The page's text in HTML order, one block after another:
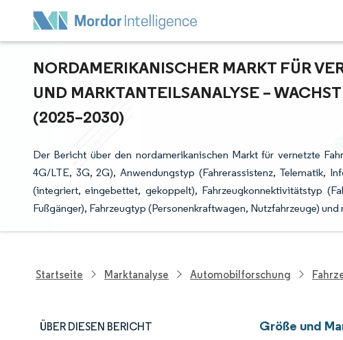
NORDAMERIKANISCHER MARKT FÜR
ND MARKTANTEILSANALYSE –
2025–2030)
Der Bericht über den nordamerikanischen Markt für vernetzte
4G/LTE, 3G, 2G), Anwendungstyp (Fahrerassistenz, Telematik,
(integriert, eingebettet, gekoppelt), Fahrzeugkonnektivitätstyp
Fußgänger), Fahrzeugtyp (Personenkraftwagen, Nutzfahrzeuge) und
Startseite Marktanalyse Automobilforschung
ÜBER DIESEN BERICHT Größe und